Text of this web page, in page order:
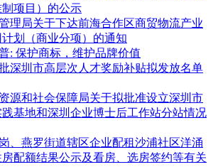
项目）的公示
理局关于下达前海合作区商贸物流产业
划（商业分项）的通知
: 保护商标，维护品牌价值
深圳市高层次人才奖励补贴拟发放名单
源和社会保障局关于拟批准设立深圳市
基地和深圳企业博士后工作站分站情况
、燕罗街道辖区企业配租沙浦社区洋涌
配额结果公示及看房、选房签约等有关